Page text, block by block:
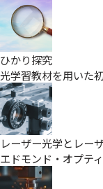
ひかり探究
光学習教材を用いた
レーザー光学とレー
エドモンド・オプテ